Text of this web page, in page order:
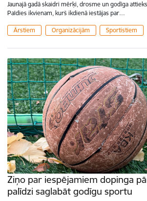
Jaunajā gadā skaidri mērķi, drosme un godīga
Paldies ikvienam, kurš ikdienā iestājas par…
Ārstiem Organizācijām Sportistiem
Ziņo par iespējamiem dopinga
palīdzi saglabāt godīgu sportu